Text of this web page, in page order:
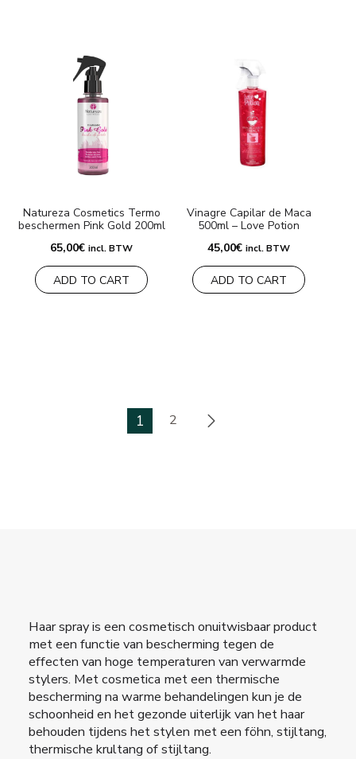
Natureza Cosmetics Termo
beschermen Pink Gold 200ml
65,00€ incl. BTW
ADD TO CART
Vinagre Capilar de Maca
500ml – Love Potion
45,00€ incl. BTW
ADD TO CART
1 2
Haar sprayis een cosmetisch onuitwisbaar product
met een functie van bescherming tegen de
effecten van hoge temperaturen van verwarmde
stylers. Met cosmetica met een thermische
bescherming na warme behandelingen kun je de
schoonheid en het gezonde uiterlijk van het haar
behouden tijdens het stylen met een föhn, stijltang,
thermische krultang of stijltang.